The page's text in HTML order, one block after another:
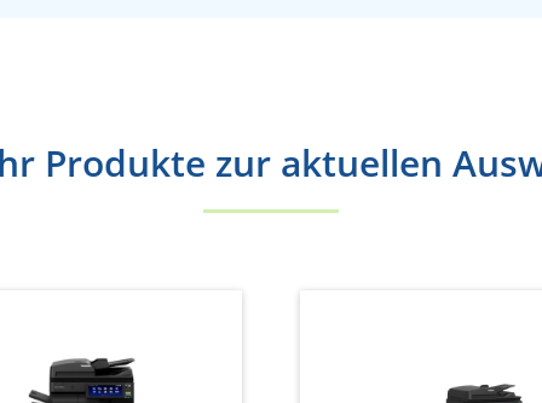
Produkte zur aktuellen